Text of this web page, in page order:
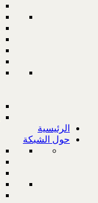
الرئيسية
حول الشبكة